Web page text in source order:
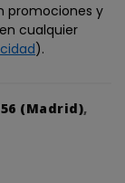
promociones y
cualquier
).
(Madrid),